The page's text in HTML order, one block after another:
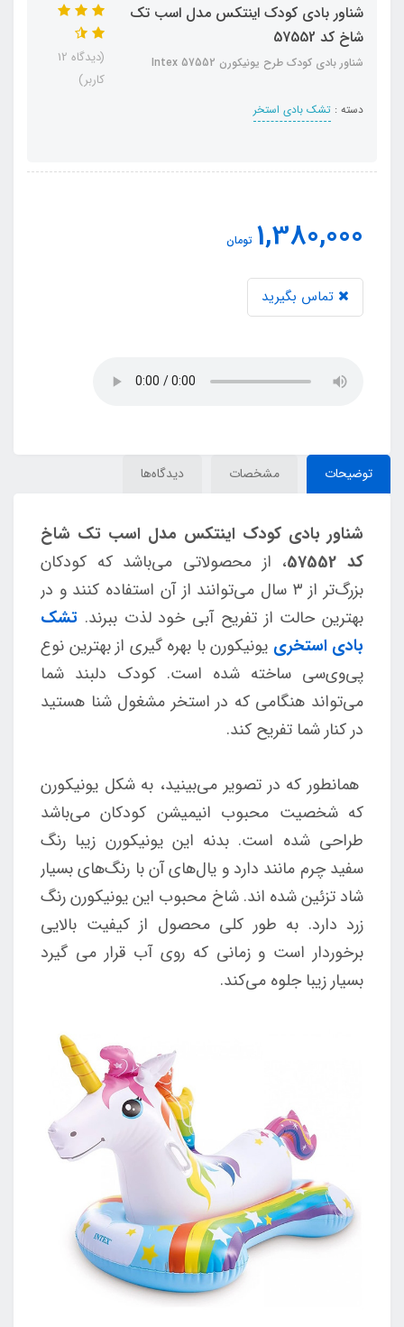
شناور بادی کودک اینتکس مدل اسب تک
شاخ کد 57552
شناور بادی کودک طرح یونیکورن Intex 57552
دسته : تشک بادی استخر
(دیدگاه 12
کاربر)
1,380,000 تومان
تماس بگیرید
توضیحات مشخصات دیدگاه‌ها
شناور بادی کودک اینتکس مدل اسب تک شاخ
کد 57552
، از محصولاتی می‌باشد که کودکان
بزرگ‌تر از ۳ سال می‌توانند از آن استفاده کنند و در
بهترین حالت از تفریح آبی خود لذت ببرند. تشک
بادی استخری یونیکورن با بهره گیری از بهترین نوع
پی‌وی‌سی ساخته شده است. کودک دلبند شما
می‌تواند هنگامی که در استخر مشغول شنا هستید
در کنار شما تفریح کند.
همانطور که در تصویر می‌بینید، به شکل یونیکورن
که شخصیت محبوب انیمیشن کودکان می‌باشد
طراحی شده است. بدنه این یونیکورن زیبا رنگ
سفید چرم مانند دارد و یال‌های آن با رنگ‌های بسیار
شاد تزئین شده اند. شاخ محبوب این یونیکورن رنگ
زرد دارد. به طور کلی محصول از کیفیت بالایی
برخوردار است و زمانی که روی آب قرار می گیرد
بسیار زیبا جلوه می‌کند.